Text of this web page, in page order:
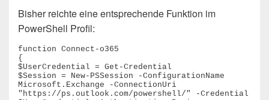
Bisher reichte eine entsprechende Funktion im
PowerShell Profil:
function Connect-o365
{
$UserCredential = Get-Credential
$Session = New-PSSession -ConfigurationName
Microsoft.Exchange -ConnectionUri
"https://ps.outlook.com/powershell/" -Credential